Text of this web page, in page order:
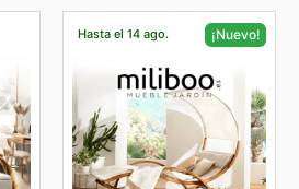
Hasta el 14 ago. ¡Nuevo!